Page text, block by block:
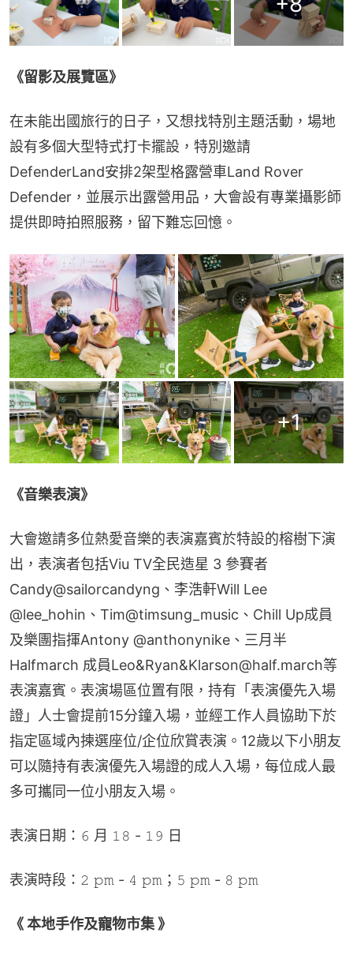
《留影及展覽區》
在未能出國旅行的日子，又想找特別主題活動，場地
設有多個大型特式打卡擺設，特別邀請
DefenderLand安排2架型格露營車Land Rover
Defender，並展示出露營用品，大會設有專業攝影師
提供即時拍照服務，留下難忘回憶。
+1
《音樂表演》
大會邀請多位熱愛音樂的表演嘉賓於特設的榕樹下演
出，表演者包括Viu TV全民造星 3 參賽者
Candy@sailorcandyng、李浩軒Will Lee
@lee_hohin、Tim@timsung_music、Chill Up成員
及樂團指揮Antony @anthonynike、三月半
Halfmarch 成員Leo&Ryan&Klarson@half.march等
表演嘉賓。表演場區位置有限，持有「表演優先入場
證」人士會提前15分鐘入場，並經工作人員協助下於
指定區域內揀選座位/企位欣賞表演。12歲以下小朋友
可以隨持有表演優先入場證的成人入場，每位成人最
多可攜同一位小朋友入場。
表演日期：𝟼 月 𝟷𝟾 - 𝟷𝟿 日
表演時段：𝟸 𝚙𝚖 - 𝟺 𝚙𝚖；𝟻 𝚙𝚖 - 𝟾 𝚙𝚖
《 本地手作及寵物市集 》